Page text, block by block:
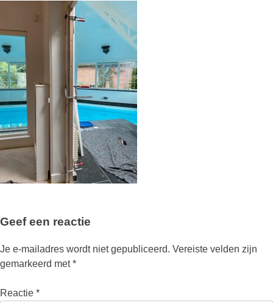
Geef een reactie
Je e-mailadres wordt niet gepubliceerd. Vereiste velden zijn
gemarkeerd met*
Reactie *